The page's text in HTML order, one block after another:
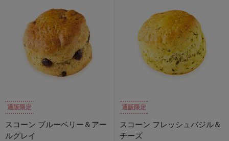
通販限定
スコーン ブルーベリー＆アー
ルグレイ
通販限定
スコーン フレッシュバジル＆
チーズ